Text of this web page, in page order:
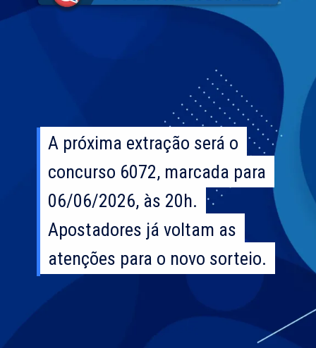
A próxima extração será o
concurso 6072, marcada para
06/06/2026, às 20h.
Apostadores já voltam as
atenções para o novo sorteio.
A próxima extração será o
concurso 6072, marcada para
06/06/2026, às 20h.
Apostadores já voltam as
atenções para o novo sorteio.